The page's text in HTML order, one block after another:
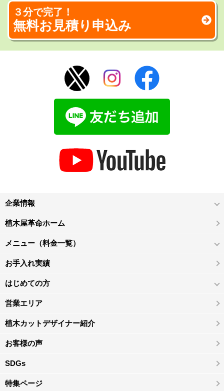
３分で完了！
無料お見積り申込み
企業情報
植木屋革命ホーム
メニュー（料金一覧）
お手入れ実績
はじめての方
営業エリア
植木カットデザイナー紹介
お客様の声
SDGs
特集ページ